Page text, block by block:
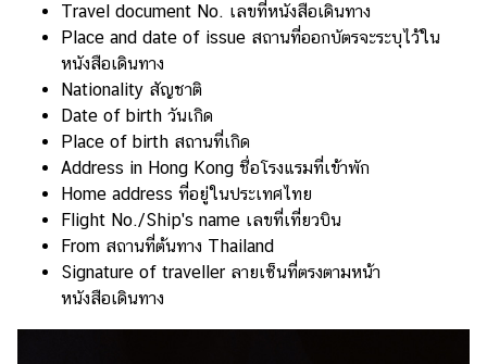
Travel document No. เลขที่หนังสือเดินทาง
Place and date of issue สถานที่ออกบัตรจะระบุไว้ใน
หนังสือเดินทาง
Nationality สัญชาติ
Date of birth วันเกิด
Place of birth สถานที่เกิด
Address in Hong Kong ชื่อโรงแรมที่เข้าพัก
Home address ที่อยู่ในประเทศไทย
Flight No./Ship's name เลขที่เที่ยวบิน
From สถานที่ต้นทาง Thailand
Signature of traveller ลายเซ็นที่ตรงตามหน้า
หนังสือเดินทาง